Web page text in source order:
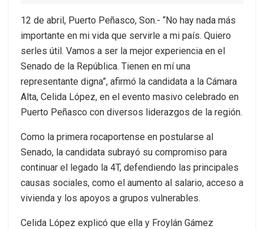
12 de abril, Puerto Peñasco, Son.- “No hay nada más
importante en mi vida que servirle a mi país. Quiero
serles útil. Vamos a ser la mejor experiencia en el
Senado de la República. Tienen en mí una
representante digna”, afirmó la candidata a la Cámara
Alta, Celida López, en el evento masivo celebrado en
Puerto Peñasco con diversos liderazgos de la región.
Como la primera rocaportense en postularse al
Senado, la candidata subrayó su compromiso para
continuar el legado la 4T, defendiendo las principales
causas sociales, como el aumento al salario, acceso a
vivienda y los apoyos a grupos vulnerables.
Celida López explicó que ella y Froylán Gámez